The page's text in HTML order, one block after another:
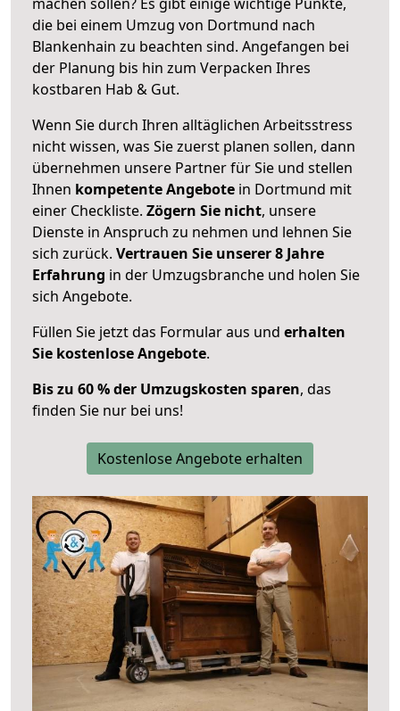
die bei einem Umzug von Dortmund nach
Blankenhain zu beachten sind. Angefangen bei
der Planung bis hin zum Verpacken Ihres
kostbaren Hab & Gut.
Wenn Sie durch Ihren alltäglichen Arbeitsstress
nicht wissen, was Sie zuerst planen sollen, dann
übernehmen unsere Partner für Sie und stellen
Ihnen kompetente Angebote in Dortmund mit
einer Checkliste. Zögern Sie nicht, unsere
Dienste in Anspruch zu nehmen und lehnen Sie
sich zurück. Vertrauen Sie unserer 8 Jahre
Erfahrung in der Umzugsbranche und holen Sie
sich Angebote.
Füllen Sie jetzt das Formular aus und erhalten
Sie kostenlose Angebote.
Bis zu 60 % der Umzugskosten sparen, das
finden Sie nur bei uns!
Kostenlose Angebote erhalten